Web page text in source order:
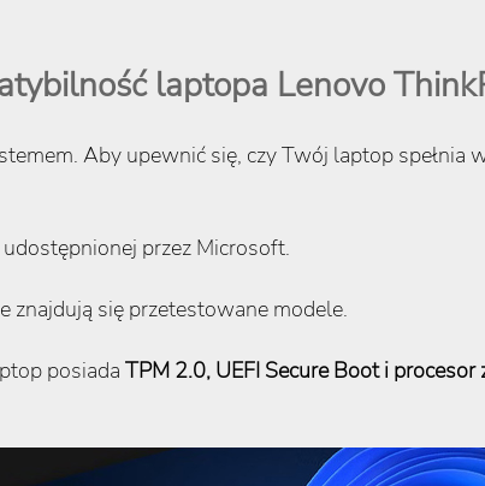
laptopa Lenovo
Aby upewnić się, czy Twój laptop spełnia
udostępnionej przez Microsoft.
znajdują się przetestowane modele.
posiada TPM 2.0, UEFI Secure Boot i